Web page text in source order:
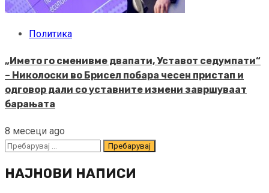
Политика
„Името го сменивме двапати, Уставот седумпати“
– Николоски во Брисел побара чесен пристап и
одговор дали со уставните измени завршуваат
барањата
8 месеци ago
Пребарувај
НАЈНОВИ НАПИСИ